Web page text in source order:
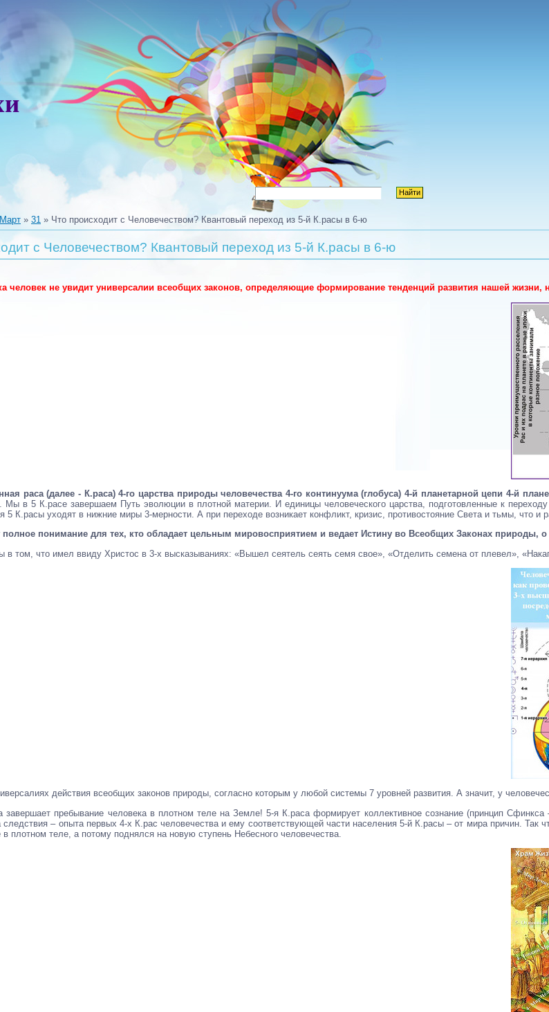
Март » 31 » Что происходит с Человечеством? Квантовый переход из 5-й К.расы в 6-ю
с Человечеством? Квантовый переход из 5-й К.расы в 6-ю
человек не увидит универсалии всеобщих законов, определяющие формирование тенденций развития нашей жизни,
раса (далее - К.раса) 4-го царства природы человечества 4-го континуума (глобуса) 4-й планетарной цепи 4-й
. Мы в 5 К.расе завершаем Путь эволюции в плотной материи. И единицы человеческого царства, подготовленные к
5 К.расы уходят в нижние миры 3-мерности. А при переходе возникает конфликт, кризис, противостояние Света и тьмы, что и
полное понимание для тех, кто обладает цельным мировосприятием и ведает Истину во Всеобщих Законах
в том, что имел ввиду Христос в 3-х высказываниях: «Вышел сеятель сеять семя свое», «Отделить семена от плевел»,
действия всеобщих законов природы, согласно которым у любой системы 7 уровней развития. А значит, у
завершает пребывание человека в плотном теле на Земле! 5-я К.раса формирует коллективное сознание (принцип
– опыта первых 4-х К.рас человечества и ему соответствующей части населения 5-й К.расы – от мира причин.
в плотном теле, а потому поднялся на новую ступень Небесного человечества.